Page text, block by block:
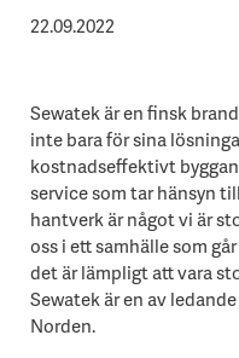
22.09.2022
Sewatek är en finsk
inte bara för sina
kostnadseffektivt
service som tar hänsyn
hantverk är något vi är
oss i ett samhälle som
det är lämpligt att vara
Sewatek är en av
Norden.